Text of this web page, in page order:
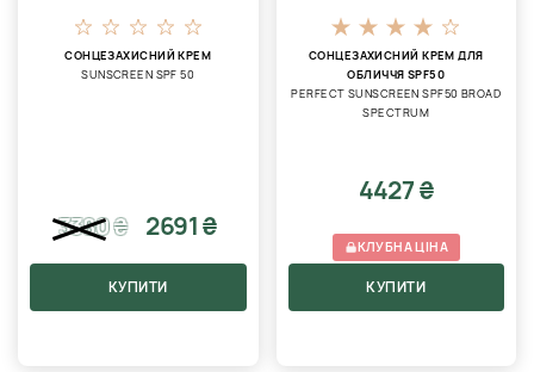
СОНЦЕЗАХИСНИЙ КРЕМ
SUNSCREEN SPF 50
3380₴ 2691 ₴
КУПИТИ
СОНЦЕЗАХИСНИЙ КРЕМ ДЛЯ
ОБЛИЧЧЯ SPF50
PERFECT SUNSCREEN SPF50 BROAD
SPECTRUM
4427 ₴
КЛУБНА ЦІНА
КУПИТИ